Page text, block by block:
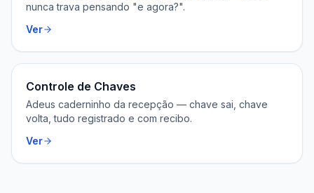
nunca trava pensando "e agora?".
Ver
Controle de Chaves
Adeus caderninho da recepção — chave sai, chave
volta, tudo registrado e com recibo.
Ver